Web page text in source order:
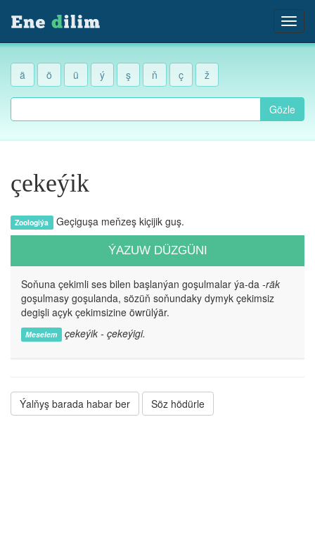
ä ö ü ý ş ň ç ž
Gözle
çekeýik
Zoologiýa Geçiguşa meňzeş kiçijik guş.
ÝAZUW DÜZGÜNI
Soňuna çekimli ses bilen başlanýan goşulmalar ýa-da -räk
goşulmasy goşulanda, sözüň soňundaky dymyk çekimsiz
degişli açyk çekimsizine öwrülýär.
Meselem çekeýik - çekeýigi.
Ýalňyş barada habar ber Söz hödürle